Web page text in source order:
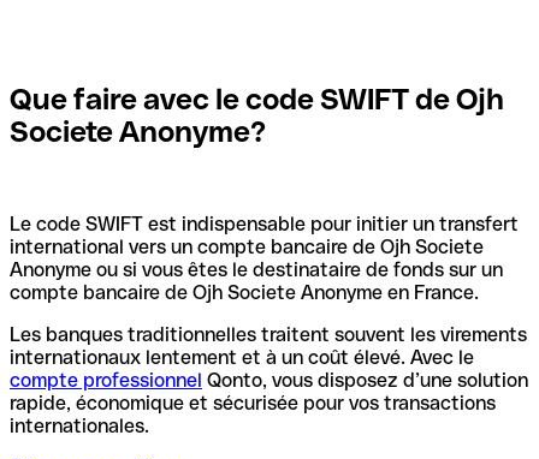
Que faire avec le code SWIFT de Ojh
Societe Anonyme?
Le code SWIFT est indispensable pour initier un transfert
international vers un compte bancaire de Ojh Societe
Anonyme ou si vous êtes le destinataire de fonds sur un
compte bancaire de Ojh Societe Anonyme en France.
Les banques traditionnelles traitent souvent les virements
internationaux lentement et à un coût élevé. Avec le
compte professionnel Qonto, vous disposez d’une solution
rapide, économique et sécurisée pour vos transactions
internationales.